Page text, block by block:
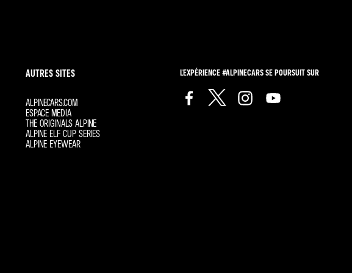
AUTRES SITES
ALPINECARS.COM
ESPACE MEDIA
THE ORIGINALS ALPINE
ALPINE ELF CUP SERIES
ALPINE EYEWEAR
L'EXPÉRIENCE #ALPINECARS SE POURSUIT SUR